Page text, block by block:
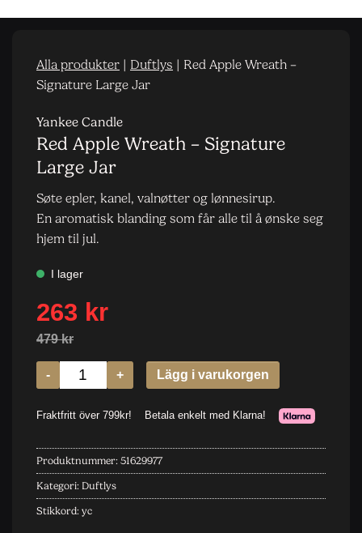
Alla produkter | Duftlys | Red Apple Wreath –
Signature Large Jar
Yankee Candle
Red Apple Wreath – Signature
Large Jar
Søte epler, kanel, valnøtter og lønnesirup.
En aromatisk blanding som får alle til å ønske seg
hjem til jul.
Produktnummer: 51629977
Kategori: Duftlys
Stikkord: yc